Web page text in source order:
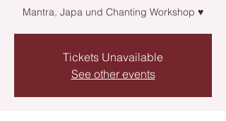
Mantra, Japa und Chanting Workshop ♥
Tickets Unavailable
See other events